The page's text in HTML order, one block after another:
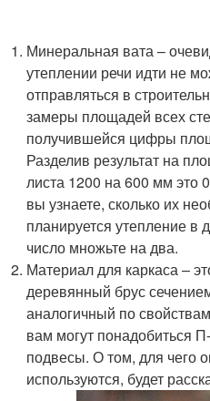
Минеральная вата –
утеплении речи идти не
отправляться в
замеры площадей всех
получившейся цифры
Разделив результат на
листа 1200 на 600 мм это
вы узнаете, сколько их
планируется утепление в
число множьте на два.
Материал для каркаса –
деревянный брус
аналогичный по
вам могут понадобиться
подвесы. О том, для чего
используются, будет